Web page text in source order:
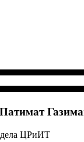
ЦРиИТ